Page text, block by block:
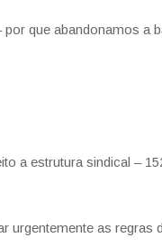
que abandonamos a
a estrutura sindical –
urgentemente as regras